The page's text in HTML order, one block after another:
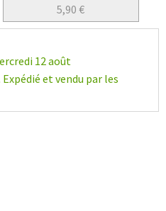
5,90€
12 août
et vendu par les